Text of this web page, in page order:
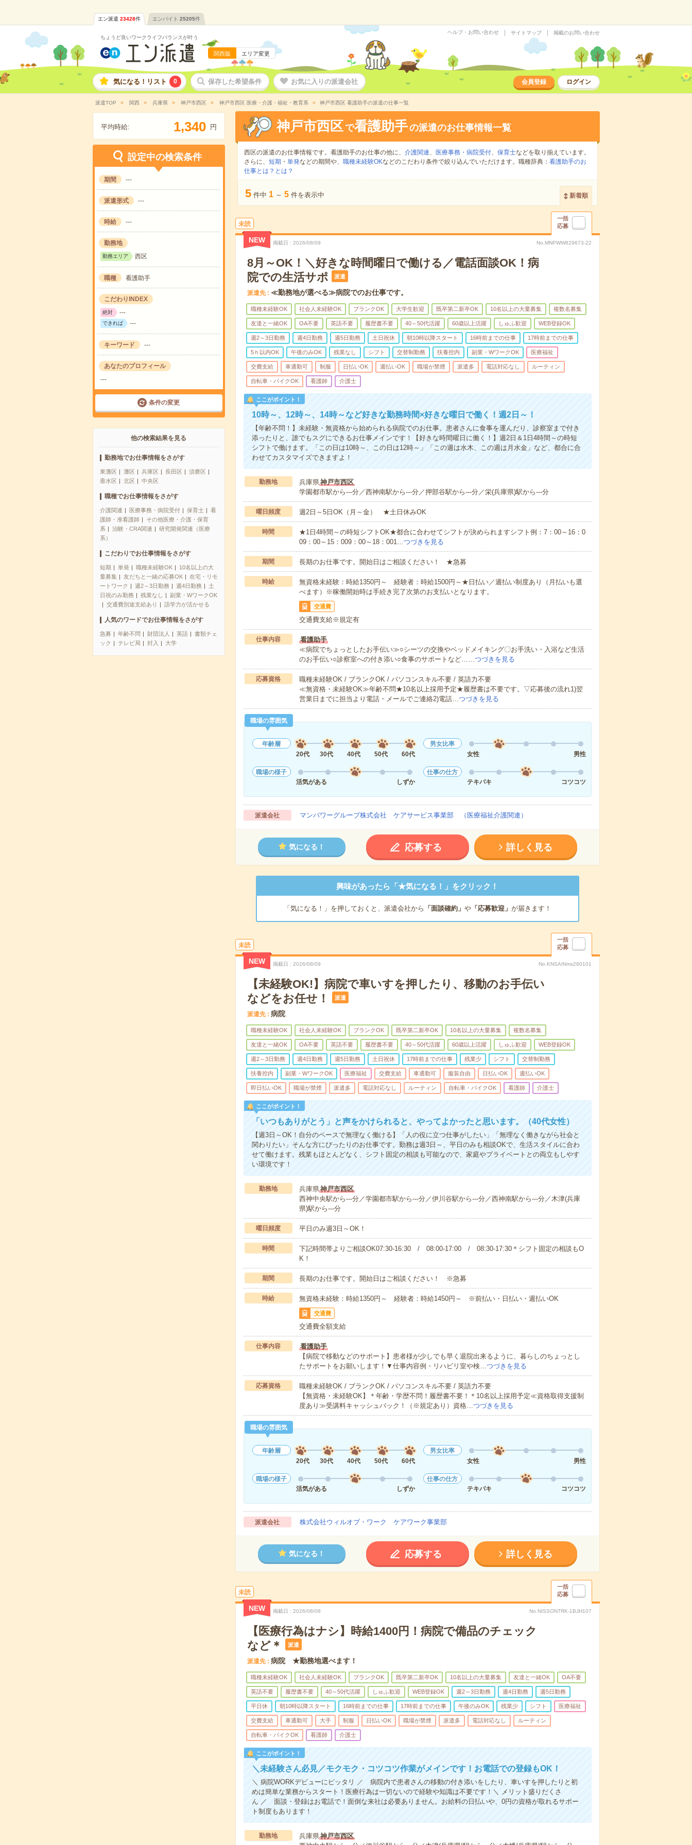
エン派遣 23428件 エンバイト 25205件
ちょうど良いワークライフバランスが叶う
関西版 エリア変更
ヘルプ・お問い合わせ サイトマップ 掲載のお問い合わせ
気になる！リスト 0 保存した希望条件 お気に入りの派遣会社 会員登録 ログイン
派遣TOP 関西 兵庫県 神戸市西区 神戸市西区 医療・介護・福祉・教育系 神戸市西区 看護助手の派遣の仕事一覧
平均時給: 1,340 円
設定中の検索条件
期間 ---
派遣形式 ---
時給 ---
勤務地
勤務エリア 西区
職種 看護助手
こだわりINDEX
絶対 ---
できれば ---
キーワード ---
あなたのプロフィール
---
条件の変更
他の検索結果を見る
勤務地でお仕事情報をさがす
東灘区 灘区 兵庫区 長田区
須磨区
垂水区
北区 中央区
職種でお仕事情報をさがす
介護関連 医療事務・病院受付 保育士
看
護師・准看護師
その他医療・介護・保育
系
治験・CRA関連
研究開発関連（医療
系）
こだわりでお仕事情報をさがす
短期 単発 職種未経験OK
10名以上の大
量募集
友だちと一緒の応募OK
在宅・リモ
ートワーク
週2～3日勤務 週4日勤務
土
日祝のみ勤務
残業なし
副業・WワークOK
交通費別途支給あり
語学力が活かせる
人気のワードでお仕事情報をさがす
急募 年齢不問 財団法人 英語
書類チェ
ック
テレビ局 封入 大学
神戸市西区 で看護助手の派遣のお仕事情報一覧
西区の派遣のお仕事情報です。看護助手のお仕事の他に、 介護関連、 医療事務・病院受付、 保育士などを取り揃えています。
さらに、 短期 ・ 単発などの期間や、 職種未経験OKなどのこだわり条件で絞り込んでいただけます。職種辞典： 看護助手のお
仕事とは？とは？
5 件中 1 ～ 5 件を表示中 新着順
未読
一括
応募
NEW 掲載日 2026/08/09 No.MNPWW829673-22
8月～OK！＼好きな時間曜日で働ける／電話面談OK！病
院での生活サポ
派遣
派遣先 ≪勤務地が選べる≫病院でのお仕事です。
職種未経験OK 社会人未経験OK ブランクOK 大学生歓迎 既卒第二新卒OK 10名以上の大量募集 複数名募集
友達と一緒OK OA不要 英語不要 履歴書不要 40～50代活躍 60歳以上活躍 しゅふ歓迎 WEB登録OK
週2～3日勤務 週4日勤務 週5日勤務 土日祝休 朝10時以降スタート 16時前までの仕事 17時前までの仕事
5ｈ以内OK 午後のみOK 残業なし シフト 交替制勤務 扶養控内 副業・WワークOK 医療福祉
交費支給 車通勤可 制服 日払いOK 週払いOK 職場が禁煙 派遣多 電話対応なし ルーティン
自転車・バイクOK 看護師 介護士
ここがポイント！
10時～、12時～、14時～など好きな勤務時間×好きな曜日で働く！週2日～！
【年齢不問！】未経験・無資格から始められる病院でのお仕事。患者さんに食事を運んだり、診察室まで付き
添ったりと、誰でもスグにできるお仕事メインです！【好きな時間曜日に働く！】週2日＆1日4時間～の時短
シフトで働けます。「この日は10時～、この日は12時～」「この週は水木、この週は月水金」など、都合に合
わせてカスタマイズできますよ！
勤務地 兵庫県神戸市西区
学園都市駅から---分／西神南駅から---分／押部谷駅から---分／栄(兵庫県)駅から---分
曜日頻度 週2日～5日OK（月～金） ★土日休みOK
時間
★1日4時間～の時短シフトOK★都合に合わせてシフトが決められますシフト例：7：00～16：0
09：00～15：009：00～18：001…つづきを見る
期間 長期のお仕事です。開始日はご相談ください！ ★急募
時給
無資格未経験：時給1350円～ 経験者：時給1500円～★日払い／週払い制度あり（月払いも選
べます）※稼働開始時は手続き完了次第のお支払いとなります。
交通費
交通費支給※規定有
仕事内容
看護助手
≪病院でちょっとしたお手伝い≫○シーツの交換やベッドメイキング〇お手洗い・入浴など生活
のお手伝い○診察室への付き添い○食事のサポートなど……つづきを見る
応募資格
職種未経験OK / ブランクOK / パソコンスキル不要 / 英語力不要
≪無資格・未経験OK≫年齢不問★10名以上採用予定★履歴書は不要です。▽応募後の流れ1)翌
営業日までに担当より電話・メールでご連絡2)電話…つづきを見る
職場の雰囲気
年齢層
20代
30代 40代 50代 60代
男女比率
女性
男性
職場の様子
活気がある
しずか
仕事の仕方
テキパキ
コツコツ
派遣会社 マンパワーグループ株式会社 ケアサービス事業部 （医療福祉介護関連）
気になる！ 応募する 詳しく見る
興味があったら「★気になる！」をクリック！
「気になる！」を押しておくと、派遣会社から 「面談確約」 や「応募歓迎」 が届きます！
未読
一括
応募
NEW 掲載日 2026/08/09 No.KNSAINms280101
【未経験OK!】病院で車いすを押したり、移動のお手伝い
などをお任せ！
派遣
派遣先 病院
職種未経験OK 社会人未経験OK ブランクOK 既卒第二新卒OK 10名以上の大量募集 複数名募集
友達と一緒OK OA不要 英語不要 履歴書不要 40～50代活躍 60歳以上活躍 しゅふ歓迎 WEB登録OK
週2～3日勤務 週4日勤務 週5日勤務 土日祝休 17時前までの仕事 残業少 シフト 交替制勤務
扶養控内 副業・WワークOK 医療福祉 交費支給 車通勤可 服装自由 日払いOK 週払いOK
即日払いOK 職場が禁煙 派遣多 電話対応なし ルーティン 自転車・バイクOK 看護師 介護士
ここがポイント！
「いつもありがとう」と声をかけられると、やってよかったと思います。（40代女性）
【週3日～OK！自分のペースで無理なく働ける】「人の役に立つ仕事がしたい」「無理なく働きながら社会と
関わりたい」そんな方にぴったりのお仕事です。勤務は週3日～、平日のみも相談OKで、生活スタイルに合わ
せて働けます。残業もほとんどなく、シフト固定の相談も可能なので、家庭やプライベートとの両立もしやす
い環境です！
勤務地 兵庫県神戸市西区
西神中央駅から---分／学園都市駅から---分／伊川谷駅から---分／西神南駅から---分／木津(兵庫
県)駅から---分
曜日頻度 平日のみ週3日～OK！
時間
下記時間帯よりご相談OK07:30-16:30 / 08:00-17:00 / 08:30-17:30＊シフト固定の相談もO
K！
期間 長期のお仕事です。開始日はご相談ください！ ※急募
時給 無資格未経験：時給1350円～ 経験者：時給1450円～ ※前払い・日払い・週払いOK
交通費
交通費全額支給
仕事内容
看護助手
【病院で移動などのサポート】患者様が少しでも早く退院出来るように、暮らしのちょっとし
たサポートをお願いします！▼仕事内容例・リハビリ室や検…つづきを見る
応募資格
職種未経験OK / ブランクOK / パソコンスキル不要 / 英語力不要
【無資格・未経験OK】＊年齢・学歴不問！履歴書不要！＊10名以上採用予定≪資格取得支援制
度あり≫受講料キャッシュバック！（※規定あり）資格…つづきを見る
職場の雰囲気
年齢層
20代
30代 40代 50代 60代
男女比率
女性
男性
職場の様子
活気がある
しずか
仕事の仕方
テキパキ
コツコツ
派遣会社 株式会社ウィルオブ・ワーク ケアワーク事業部
気になる！ 応募する 詳しく見る
未読
一括
応募
NEW 掲載日 2026/08/08 No.NISSONTRK-1BJH107
【医療行為はナシ】時給1400円！病院で備品のチェック
など＊
派遣
派遣先 病院 ★勤務地選べます！
職種未経験OK 社会人未経験OK ブランクOK 既卒第二新卒OK 10名以上の大量募集 友達と一緒OK OA不要
英語不要 履歴書不要 40～50代活躍 しゅふ歓迎 WEB登録OK 週2～3日勤務 週4日勤務 週5日勤務
平日休 朝10時以降スタート 16時前までの仕事 17時前までの仕事 午後のみOK 残業少 シフト 医療福祉
交費支給 車通勤可 大手 制服 日払いOK 職場が禁煙 派遣多 電話対応なし ルーティン
自転車・バイクOK 看護師 介護士
ここがポイント！
＼未経験さん必見／モクモク・コツコツ作業がメインです！お電話での登録もOK！
＼ 病院WORKデビューにピッタリ ／ 病院内で患者さんの移動の付き添いをしたり、車いすを押したりと初
めは簡単な業務からスタート！医療行為は一切ないので経験や知識は不要です！＼ メリット盛りだくさ
ん ／ 面談・登録はお電話で！面倒な来社は必要ありません。お給料の日払いや、0円の資格が取れるサポー
ト制度もあります！
勤務地 兵庫県神戸市西区